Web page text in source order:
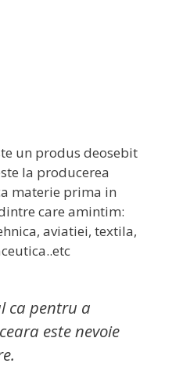
un produs deosebit
la producerea
materie prima in
care amintim:
aviatiei, textila,
ca pentru a
este nevoie